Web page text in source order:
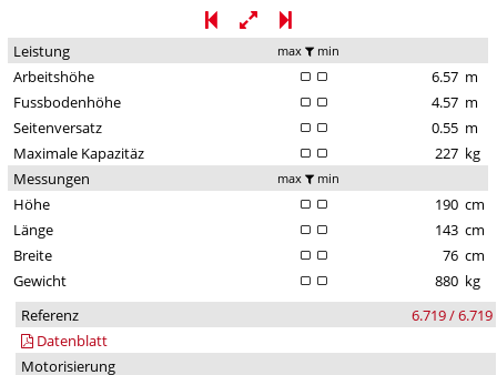
Leistung max min
Arbeitshöhe 6.57 m
Fussbodenhöhe
4.57 m
Seitenversatz
0.55 m
Maximale Kapazitäz
227 kg
Messungen
max min
Höhe 190 cm
Länge
143 cm
Breite
76 cm
Gewicht
880 kg
Referenz
6.719 / 6.719
Datenblatt
Motorisierung